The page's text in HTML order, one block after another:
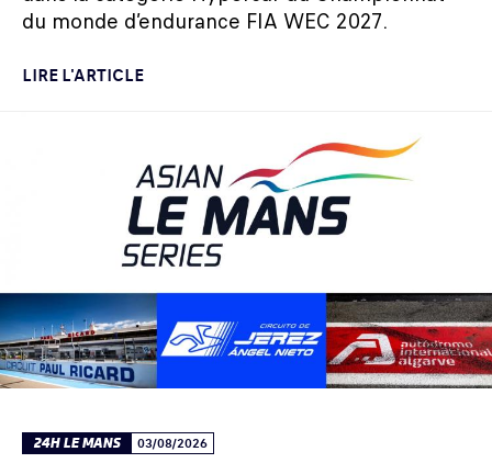
du monde d’endurance FIA WEC 2027.
LIRE L'ARTICLE
24H LE MANS 03/08/2026